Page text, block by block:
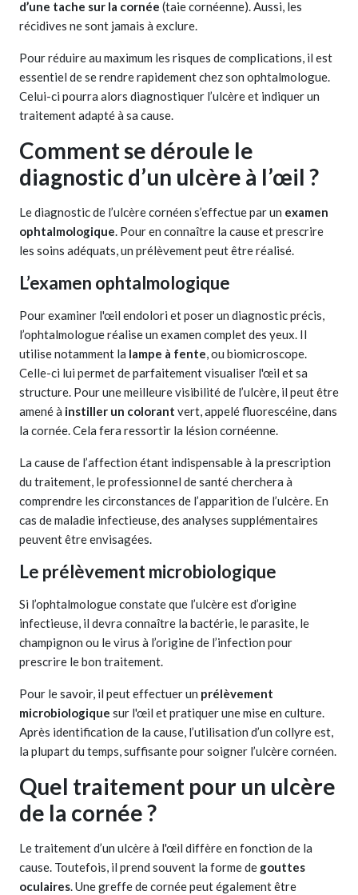
d’une tache sur la cornée (taie cornéenne). Aussi, les
récidives ne sont jamais à exclure.
Pour réduire au maximum les risques de complications, il est
essentiel de se rendre rapidement chez son ophtalmologue.
Celui-ci pourra alors diagnostiquer l’ulcère et indiquer un
traitement adapté à sa cause.
Comment se déroule le
diagnostic d’un ulcère à l’œil ?
Le diagnostic de l’ulcère cornéen s’effectue par un examen
ophtalmologique. Pour en connaître la cause et prescrire
les soins adéquats, un prélèvement peut être réalisé.
L’examen ophtalmologique
Pour examiner l'œil endolori et poser un diagnostic précis,
l’ophtalmologue réalise un examen complet des yeux. Il
utilise notamment la lampe à fente, ou biomicroscope.
Celle-ci lui permet de parfaitement visualiser l'œil et sa
structure. Pour une meilleure visibilité de l’ulcère, il peut être
amené à instiller un colorant vert, appelé fluorescéine, dans
la cornée. Cela fera ressortir la lésion cornéenne.
La cause de l’affection étant indispensable à la prescription
du traitement, le professionnel de santé cherchera à
comprendre les circonstances de l’apparition de l’ulcère. En
cas de maladie infectieuse, des analyses supplémentaires
peuvent être envisagées.
Le prélèvement microbiologique
Si l’ophtalmologue constate que l’ulcère est d’origine
infectieuse, il devra connaître la bactérie, le parasite, le
champignon ou le virus à l’origine de l’infection pour
prescrire le bon traitement.
Pour le savoir, il peut effectuer un prélèvement
microbiologique sur l'œil et pratiquer une mise en culture.
Après identification de la cause, l’utilisation d’un collyre est,
la plupart du temps, suffisante pour soigner l’ulcère cornéen.
Quel traitement pour un ulcère
de la cornée ?
Le traitement d’un ulcère à l'œil diffère en fonction de la
cause. Toutefois, il prend souvent la forme de gouttes
oculaires. Une greffe de cornée peut également être